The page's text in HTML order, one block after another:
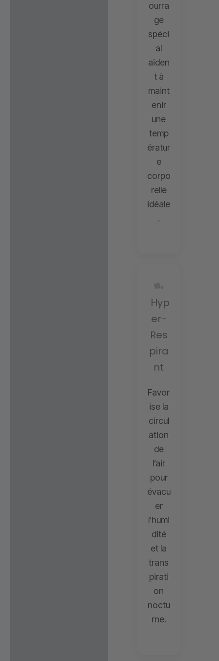
ourra
ge
spéci
al
aiden
t à
maint
enir
une
temp
ératur
e
corpo
relle
idéale
.
Hyp
er-
Res
pira
nt
Favor
ise la
circul
ation
de
l’air
pour
évacu
er
l’humi
dité
et la
trans
pirati
on
noctu
rne.